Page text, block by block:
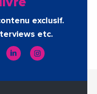
exclusif.
etc.